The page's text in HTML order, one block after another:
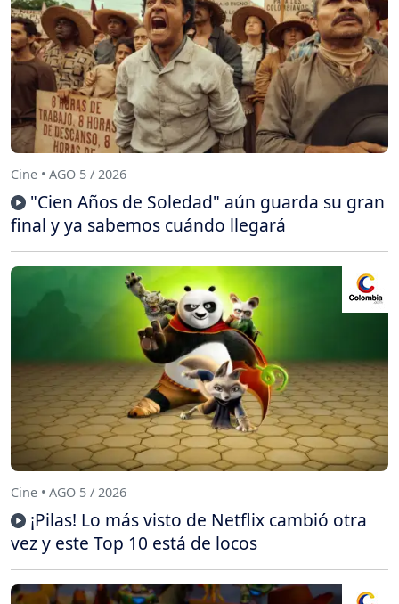
Cine • AGO 5 / 2026
"Cien Años de Soledad" aún guarda su gran
final y ya sabemos cuándo llegará
Cine • AGO 5 / 2026
¡Pilas! Lo más visto de Netflix cambió otra
vez y este Top 10 está de locos